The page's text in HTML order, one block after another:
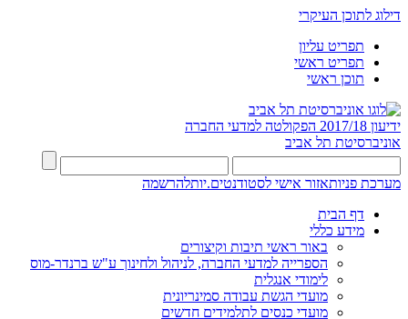
דילוג לתוכן העיקרי
תפריט עליון
תפריט ראשי
תוכן ראשי
ידיעון 2017/18
הפקולטה למדעי החברה
אוניברסיטת תל אביב
מערכת פניותאזור אישי לסטודנטים.יותלהרשמה
דף הבית
מידע כללי
באור ראשי תיבות וקיצורים
הספרייה למדעי החברה, לניהול ולחינוך ע"ש ברנדר-מוס
לימודי אנגלית
מועדי הגשת עבודה סמינריונית
מועדי כנסים לתלמידים חדשים